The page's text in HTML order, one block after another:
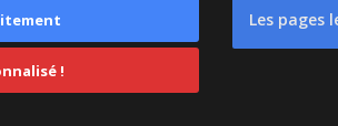
!
Les pages